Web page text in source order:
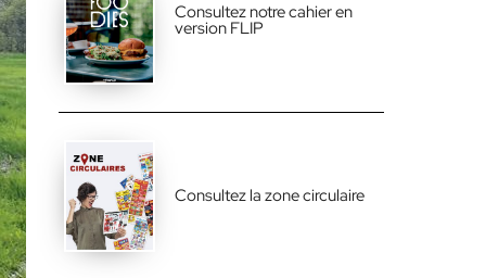
Consultez notre cahier en
version FLIP
Consultez la zone circulaire